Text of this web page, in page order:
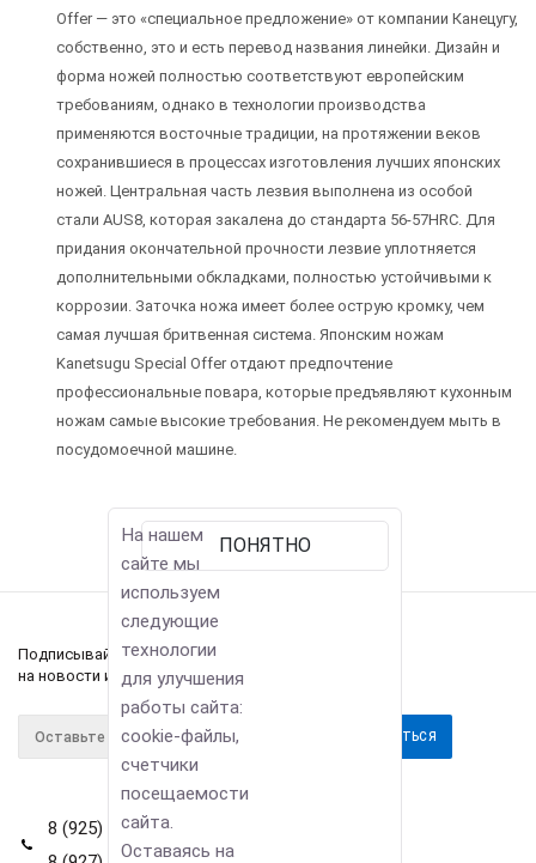
Offer — это «специальное предложение» от компании Канецугу,
собственно, это и есть перевод названия линейки. Дизайн и
форма ножей полностью соответствуют европейским
требованиям, однако в технологии производства
применяются восточные традиции, на протяжении веков
сохранившиеся в процессах изготовления лучших японских
ножей. Центральная часть лезвия выполнена из особой
стали AUS8, которая закалена до стандарта 56-57HRC. Для
придания окончательной прочности лезвие уплотняется
дополнительными обкладками, полностью устойчивыми к
коррозии. Заточка ножа имеет более острую кромку, чем
самая лучшая бритвенная система. Японским ножам
Kanetsugu Special Offer отдают предпочтение
профессиональные повара, которые предъявляют кухонным
ножам самые высокие требования. Не рекомендуем мыть в
посудомоечной машине.
Подписывайтесь
на новости и акции
8 (925) 114-42-80
ПОНЯТНО
На нашем
сайте мы
используем
следующие
технологии
для улучшения
работы сайта:
cookie-файлы,
счетчики
посещаемости
сайта.
Оставаясь на